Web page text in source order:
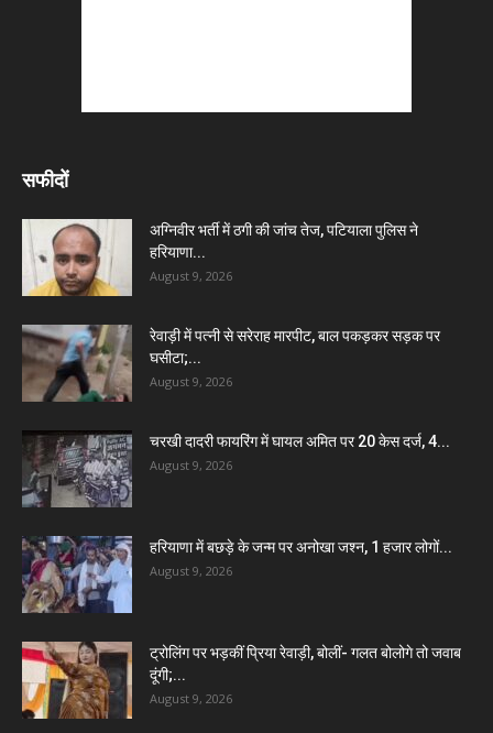
सफीदों
अग्निवीर भर्ती में ठगी की जांच तेज, पटियाला पुलिस ने
हरियाणा...
August 9, 2026
रेवाड़ी में पत्नी से सरेराह मारपीट, बाल पकड़कर सड़क पर
घसीटा;...
August 9, 2026
चरखी दादरी फायरिंग में घायल अमित पर 20 केस दर्ज, 4...
August 9, 2026
हरियाणा में बछड़े के जन्म पर अनोखा जश्न, 1 हजार लोगों...
August 9, 2026
ट्रोलिंग पर भड़कीं प्रिया रेवाड़ी, बोलीं- गलत बोलोगे तो जवाब
दूंगी;...
August 9, 2026